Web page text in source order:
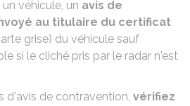
véhicule, un avis de
au titulaire du certificat
grise) du véhicule sauf
si le cliché pris par le radar n'est
d'avis de contravention, vérifiez